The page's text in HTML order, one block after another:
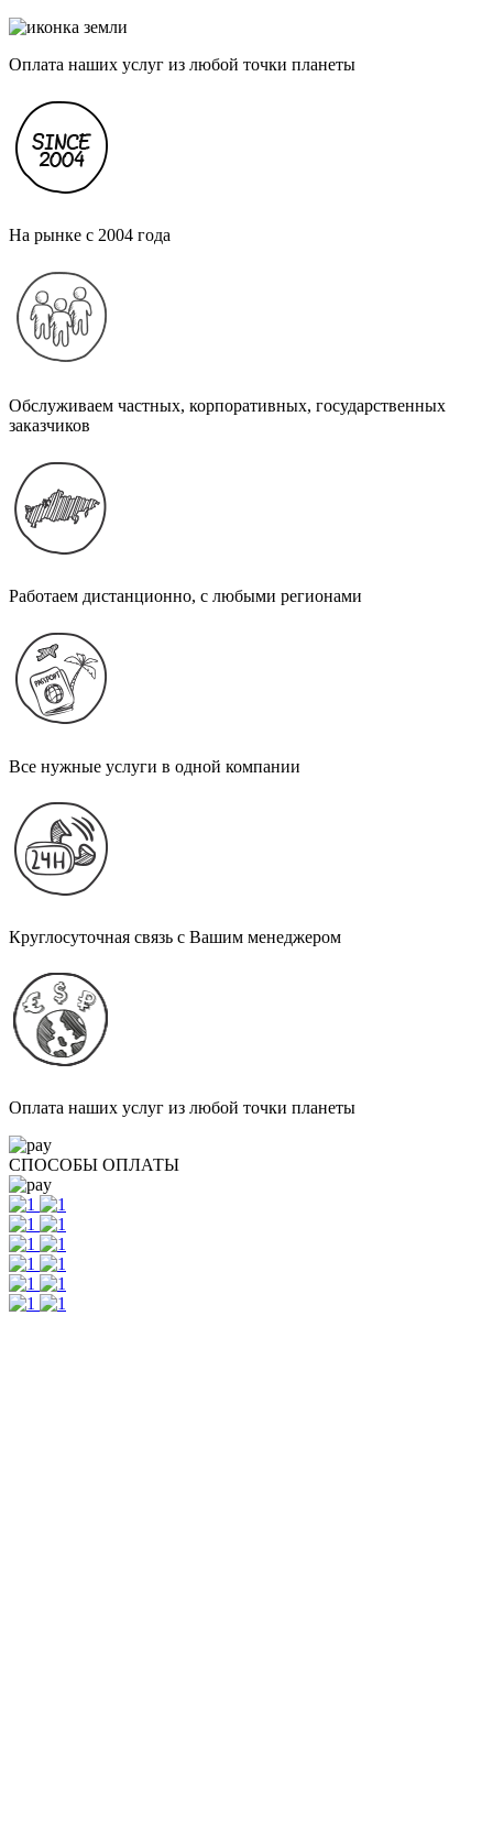
Оплата наших услуг из любой точки планеты
На рынке с 2004 года
Обслуживаем частных, корпоративных, государственных
заказчиков
Работаем дистанционно, с любыми регионами
Все нужные услуги в одной компании
Круглосуточная связь с Вашим менеджером
Оплата наших услуг из любой точки планеты
СПОСОБЫ ОПЛАТЫ